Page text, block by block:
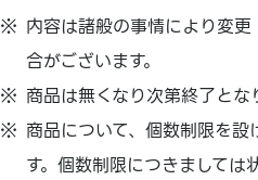
内容は諸般の事情により変
合がございます。
商品は無くなり次第終了とな
商品について、個数制限を設
す。個数制限につきましては